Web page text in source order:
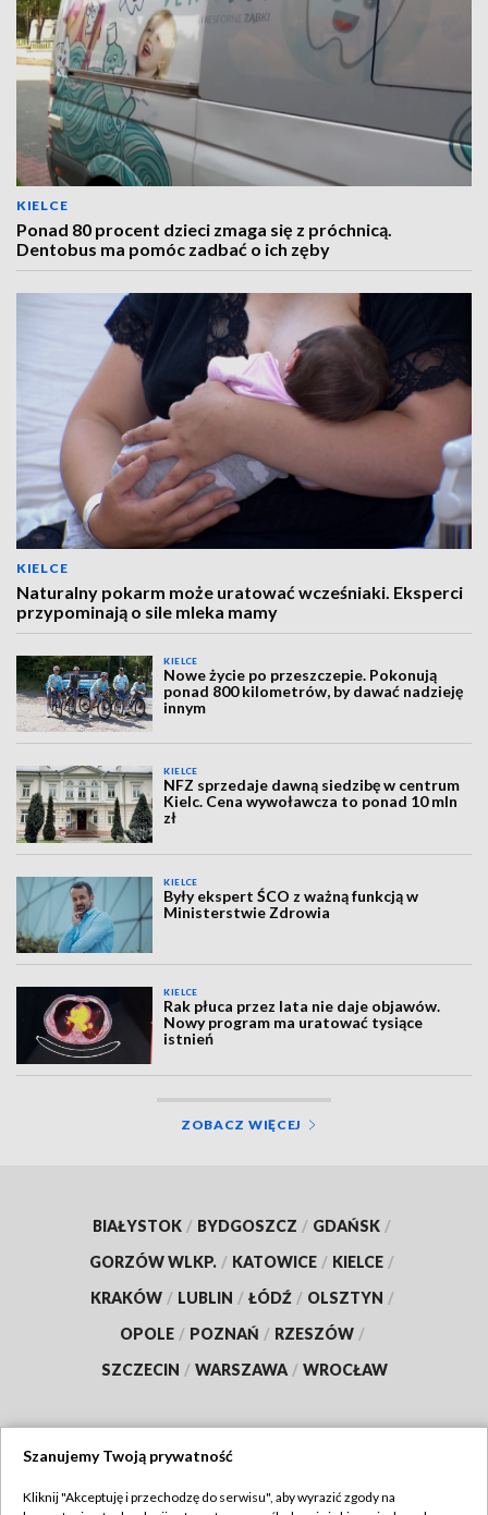
KIELCE
Ponad 80 procent dzieci zmaga się z próchnicą.
Dentobus ma pomóc zadbać o ich zęby
KIELCE
Naturalny pokarm może uratować wcześniaki. Eksperci
przypominają o sile mleka mamy
KIELCE
Nowe życie po przeszczepie. Pokonują
ponad 800 kilometrów, by dawać nadzieję
innym
KIELCE
NFZ sprzedaje dawną siedzibę w centrum
Kielc. Cena wywoławcza to ponad 10 mln
zł
KIELCE
Były ekspert ŚCO z ważną funkcją w
Ministerstwie Zdrowia
KIELCE
Rak płuca przez lata nie daje objawów.
Nowy program ma uratować tysiące
istnień
ZOBACZ WIĘCEJ
BIAŁYSTOK / BYDGOSZCZ / GDAŃSK /
GORZÓW WLKP. / KATOWICE / KIELCE /
KRAKÓW / LUBLIN / ŁÓDŹ / OLSZTYN /
OPOLE / POZNAŃ / RZESZÓW /
SZCZECIN / WARSZAWA / WROCŁAW
Szanujemy Twoją prywatność
Kliknij "Akceptuję i przechodzę do serwisu", aby wyrazić zgody na